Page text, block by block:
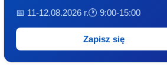
📅 11-12.08.2026 r.🕐 9:00-15:00
Zapisz się